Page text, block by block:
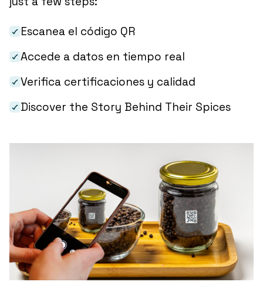
Escanea el código QR
Accede a datos en tiempo real
Verifica certificaciones y calidad
Discover the Story Behind Their Spices